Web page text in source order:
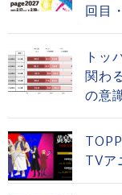
回目
トッ
関わ
の意
TVア